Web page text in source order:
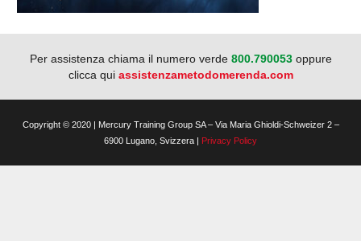
Per assistenza chiama il numero verde 800.790053 oppure
clicca qui assistenzametodomerenda.com
Copyright © 2020 | Mercury Training Group SA – Via Maria Ghioldi-Schweizer 2 –
6900 Lugano, Svizzera | Privacy Policy